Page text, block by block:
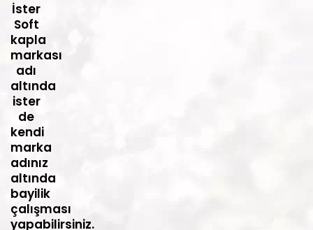
İster
Soft
kapla
markası
adı
altında
ister
de
kendi
marka
adınız
altında
bayilik
çalışması
yapabilirsiniz.